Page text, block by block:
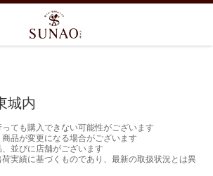
城内
ても購入できない可能性がございます
品が変更になる場合がございます
並びに店舗がございます
実績に基づくものであり、最新の取扱状況とは異